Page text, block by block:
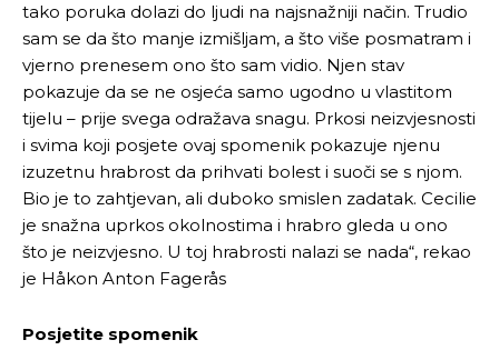
tako poruka dolazi do ljudi na najsnažniji način. Trudio
sam se da što manje izmišljam, a što više posmatram i
vjerno prenesem ono što sam vidio. Njen stav
pokazuje da se ne osjeća samo ugodno u vlastitom
tijelu – prije svega odražava snagu. Prkosi neizvjesnosti
i svima koji posjete ovaj spomenik pokazuje njenu
izuzetnu hrabrost da prihvati bolest i suoči se s njom.
Bio je to zahtjevan, ali duboko smislen zadatak. Cecilie
je snažna uprkos okolnostima i hrabro gleda u ono
što je neizvjesno. U toj hrabrosti nalazi se nada“, rekao
je Håkon Anton Fagerås
Posjetite spomenik